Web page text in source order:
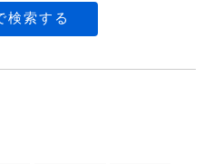
検索する